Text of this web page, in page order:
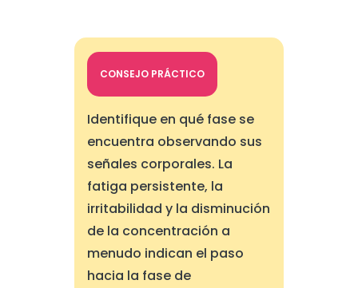
CONSEJO PRÁCTICO
Identifique en qué fase se
encuentra observando sus
señales corporales. La
fatiga persistente, la
irritabilidad y la disminución
de la concentración a
menudo indican el paso
hacia la fase de